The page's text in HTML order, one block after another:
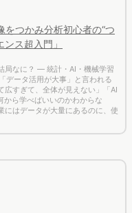
ンス超入門」
なに？ ― 統計・AI・機械学習
データ活用が大事」と言われる
すぎて、全体が見えない」「AI
ら学べばいいのかわからな
はデータが大量にあるのに、使